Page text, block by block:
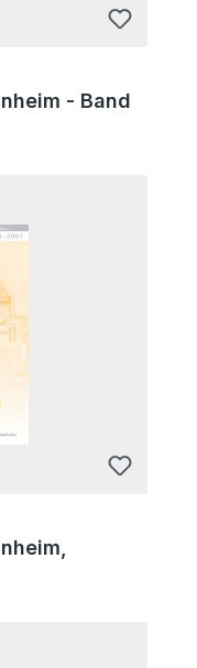
- Band